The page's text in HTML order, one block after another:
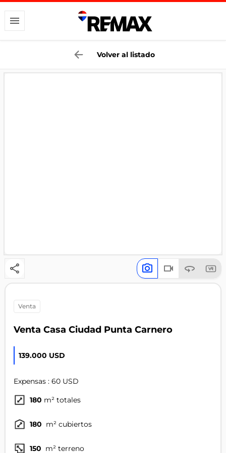
Volver al listado
venta
Venta Casa Ciudad Punta Carnero
139.000 USD
Expensas : 60 USD
180 m² totales
180 m² cubiertos
150 m² terreno